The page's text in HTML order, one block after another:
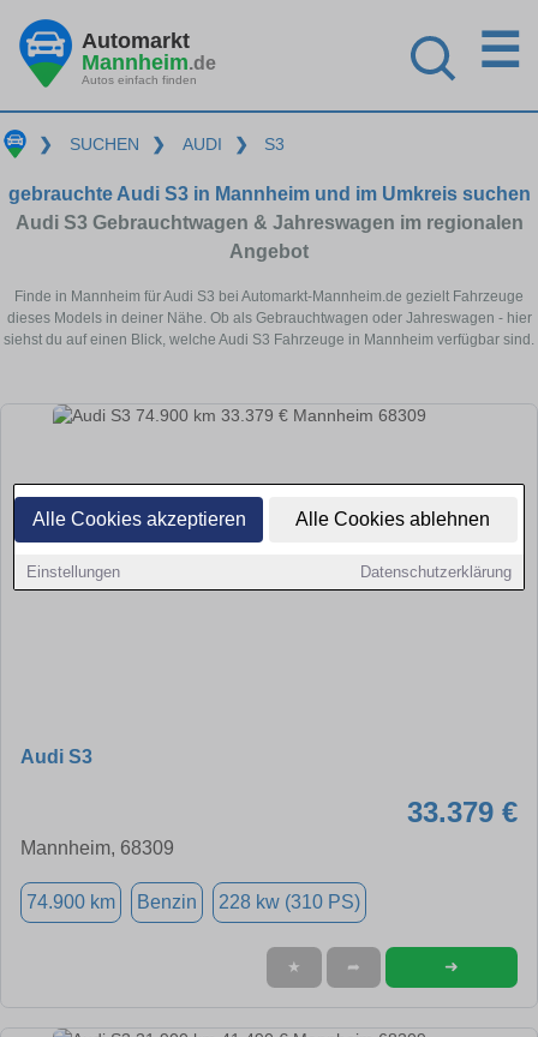
Alle Cookies akzeptieren Alle Cookies ablehnen
Einstellungen Datenschutzerklärung
Automarkt
Mannheim.de
Autos einfach finden
☰
❯ SUCHEN ❯ AUDI ❯ S3
gebrauchte Audi S3 in Mannheim und im Umkreis suchen
Audi S3 Gebrauchtwagen & Jahreswagen im regionalen
Angebot
Finde in Mannheim für Audi S3 bei Automarkt-Mannheim.de gezielt Fahrzeuge
dieses Models in deiner Nähe. Ob als Gebrauchtwagen oder Jahreswagen - hier
siehst du auf einen Blick, welche Audi S3 Fahrzeuge in Mannheim verfügbar sind.
Audi S3
33.379 €
Mannheim, 68309
74.900 km Benzin 228 kw (310 PS)
★ ➦ ➜